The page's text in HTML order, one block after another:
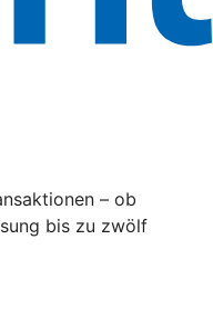
– ob
bis zu zwölf